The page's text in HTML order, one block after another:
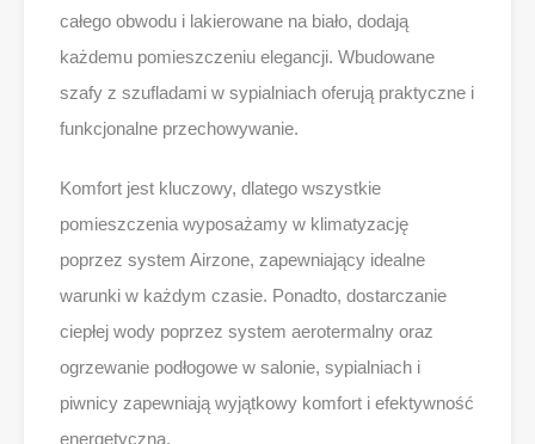
całego obwodu i lakierowane na biało, dodają
każdemu pomieszczeniu elegancji. Wbudowane
szafy z szufladami w sypialniach oferują praktyczne i
funkcjonalne przechowywanie.
Komfort jest kluczowy, dlatego wszystkie
pomieszczenia wyposażamy w klimatyzację
poprzez system Airzone, zapewniający idealne
warunki w każdym czasie. Ponadto, dostarczanie
ciepłej wody poprzez system aerotermalny oraz
ogrzewanie podłogowe w salonie, sypialniach i
piwnicy zapewniają wyjątkowy komfort i efektywność
energetyczną.